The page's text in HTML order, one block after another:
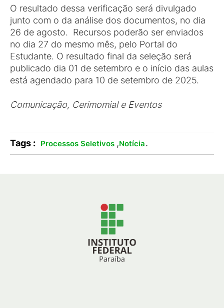
O resultado dessa verificação será divulgado
junto com o da análise dos documentos, no dia
26 de agosto. Recursos poderão ser enviados
no dia 27 do mesmo mês, pelo Portal do
Estudante. O resultado final da seleção será
publicado dia 01 de setembro e o início das aulas
está agendado para 10 de setembro de 2025.
Comunicação, Cerimomial e Eventos
Tags : Processos Seletivos ,Notícia.